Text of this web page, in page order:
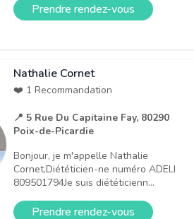
Prendre rendez-vous
Nathalie Cornet
❤️ 1 Recommandation
📍 5 Rue Du Capitaine Fay, 80290
Poix-de-Picardie
Bonjour, je m'appelle Nathalie
Cornet,Diététicien-ne numéro ADELI
809501794Je suis diététicienn...
Prendre rendez-vous